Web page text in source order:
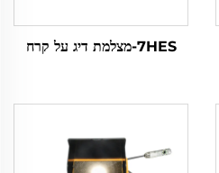
7HES-מצלמת דיג על קרח